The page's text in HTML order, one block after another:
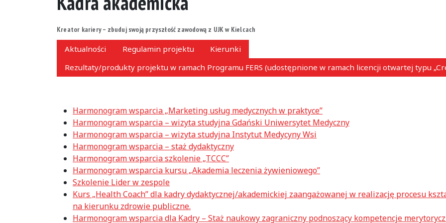
Kreator kariery – zbuduj swoją przyszłość zawodową z UJK w Kielcach
Aktualności Regulamin projektu
Kierunki
Rezultaty/produkty projektu w ramach Programu FERS (udostępnione w ramach licencji otwartej typu
Harmonogram wsparcia „Marketing usług medycznych w praktyce”
Harmonogram wsparcia – wizyta studyjna Gdański Uniwersytet Medyczny
Harmonogram wsparcia – wizyta studyjna Instytut Medycyny Wsi
Harmonogram wsparcia – staż dydaktyczny
Harmonogram wsparcia szkolenie „TCCC”
Harmonogram wsparcia kursu „Akademia leczenia żywieniowego”
Szkolenie Lider w zespole
Kurs „Health Coach” dla kadry dydaktycznej/akademickiej zaangażowanej w realizację procesu
na kierunku zdrowie publiczne.
Harmonogram wsparcia dla Kadry – Staż naukowy zagraniczny podnoszący kompetencje